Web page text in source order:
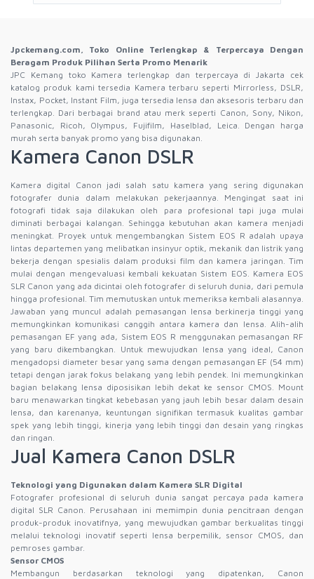
Jpckemang.com, Toko Online Terlengkap & Terpercaya Dengan
Beragam Produk Pilihan Serta Promo Menarik
JPC Kemang toko Kamera terlengkap dan terpercaya di Jakarta cek
katalog produk kami tersedia Kamera terbaru seperti Mirrorless, DSLR,
Instax, Pocket, Instant Film, juga tersedia lensa dan aksesoris terbaru dan
terlengkap. Dari berbagai brand atau merk seperti Canon, Sony, Nikon,
Panasonic, Ricoh, Olympus, Fujifilm, Haselblad, Leica. Dengan harga
murah serta banyak promo yang bisa digunakan.
Kamera Canon DSLR
Kamera digital Canon jadi salah satu kamera yang sering digunakan
fotografer dunia dalam melakukan pekerjaannya. Mengingat saat ini
fotografi tidak saja dilakukan oleh para profesional tapi juga mulai
diminati berbagai kalangan. Sehingga kebutuhan akan kamera menjadi
meningkat. Proyek untuk mengembangkan Sistem EOS R adalah upaya
lintas departemen yang melibatkan insinyur optik, mekanik dan listrik yang
bekerja dengan spesialis dalam produksi film dan kamera jaringan. Tim
mulai dengan mengevaluasi kembali kekuatan Sistem EOS. Kamera EOS
SLR Canon yang ada dicintai oleh fotografer di seluruh dunia, dari pemula
hingga profesional. Tim memutuskan untuk memeriksa kembali alasannya.
Jawaban yang muncul adalah pemasangan lensa berkinerja tinggi yang
memungkinkan komunikasi canggih antara kamera dan lensa. Alih-alih
pemasangan EF yang ada, Sistem EOS R menggunakan pemasangan RF
yang baru dikembangkan. Untuk mewujudkan lensa yang ideal, Canon
mengadopsi diameter besar yang sama dengan pemasangan EF (54 mm)
tetapi dengan jarak fokus belakang yang lebih pendek. Ini memungkinkan
bagian belakang lensa diposisikan lebih dekat ke sensor CMOS. Mount
baru menawarkan tingkat kebebasan yang jauh lebih besar dalam desain
lensa, dan karenanya, keuntungan signifikan termasuk kualitas gambar
spek yang lebih tinggi, kinerja yang lebih tinggi dan desain yang ringkas
dan ringan.
Jual Kamera Canon DSLR
Teknologi yang Digunakan dalam Kamera SLR Digital
Fotografer profesional di seluruh dunia sangat percaya pada kamera
digital SLR Canon. Perusahaan ini memimpin dunia pencitraan dengan
produk-produk inovatifnya, yang mewujudkan gambar berkualitas tinggi
melalui teknologi inovatif seperti lensa berpemilik, sensor CMOS, dan
pemroses gambar.
Sensor CMOS
Membangun berdasarkan teknologi yang dipatenkan, Canon